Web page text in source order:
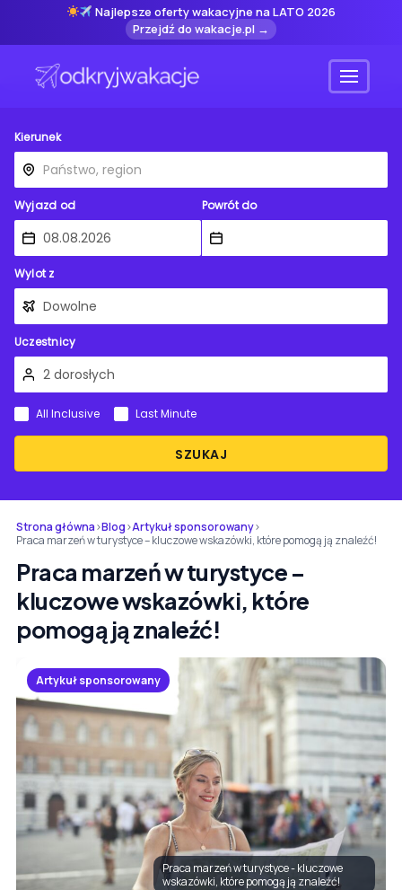
Najlepsze oferty wakacyjne na LATO 2026
Przejdź do wakacje.pl →
Menu
Kierunek
Wyjazd od Powrót do
Wylot z
Uczestnicy
SZUKAJ
All Inclusive Last Minute
Strona główna›Blog›Artykuł sponsorowany›
Praca marzeń w turystyce – kluczowe wskazówki, które pomogą ją znaleźć!
Praca marzeń w turystyce –
kluczowe wskazówki, które
pomogą ją znaleźć!
Artykuł sponsorowany
Praca marzeń w turystyce - kluczowe
wskazówki, które pomogą ją znaleźć!